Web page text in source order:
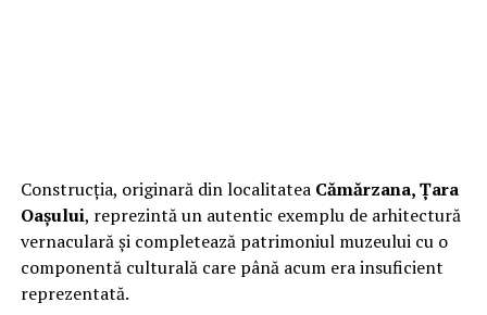
Construcția, originară din localitatea Cămărzana, Țara
Oașului, reprezintă un autentic exemplu de arhitectură
vernaculară și completează patrimoniul muzeului cu o
componentă culturală care până acum era insuficient
reprezentată.